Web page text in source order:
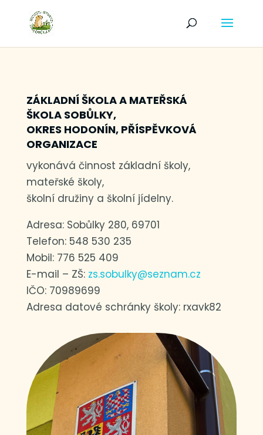
ZÁKLADNÍ ŠKOLA A MATEŘSKÁ
ŠKOLA SOBŮLKY,
OKRES HODONÍN, PŘÍSPĚVKOVÁ
ORGANIZACE
vykonává činnost základní školy,
mateřské školy,
školní družiny a školní jídelny.
Adresa: Sobůlky 280, 69701
Telefon: 548 530 235
Mobil: 776 525 409
E-mail – ZŠ: zs.sobulky@seznam.cz
IČO: 70989699
Adresa datové schránky školy: rxavk82